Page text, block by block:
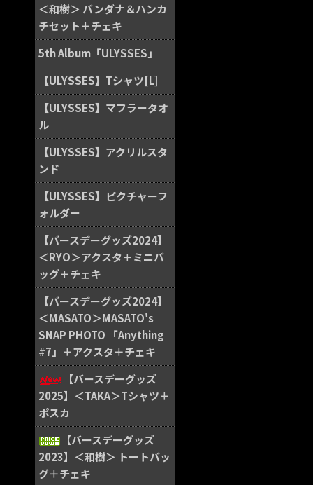
＜和樹＞ バンダナ＆ハンカ
チセット＋チェキ
5th Album「ULYSSES」
【ULYSSES】Tシャツ[L]
【ULYSSES】マフラータオ
ル
【ULYSSES】アクリルスタ
ンド
【ULYSSES】ピクチャーフ
ォルダー
【バースデーグッズ2024】
＜RYO＞アクスタ＋ミニバ
ッグ＋チェキ
【バースデーグッズ2024】
＜MASATO＞MASATO's
SNAP PHOTO 「Anything
#7」＋アクスタ＋チェキ
【バースデーグッズ
2025】＜TAKA＞Tシャツ＋
ポスカ
【バースデーグッズ
2023】＜和樹＞ トートバッ
グ＋チェキ